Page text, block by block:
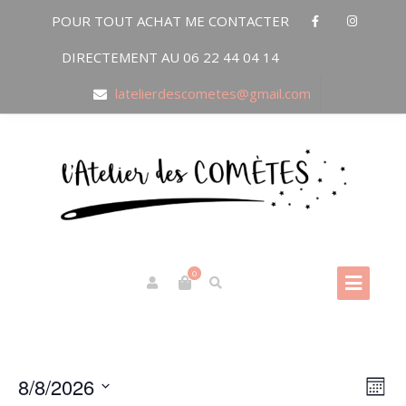
POUR TOUT ACHAT ME CONTACTER
DIRECTEMENT AU 06 22 44 04 14
latelierdescometes@gmail.com
0
Month
8/8/2026